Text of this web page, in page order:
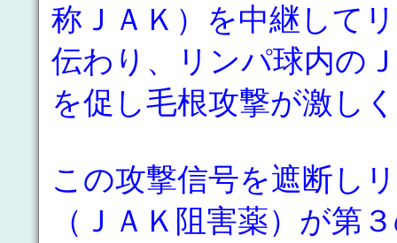
称ＪＡＫ）を中継して
伝わり、リンパ球内の
を促し毛根攻撃が激し
この攻撃信号を遮断し
（ＪＡＫ阻害薬）が第